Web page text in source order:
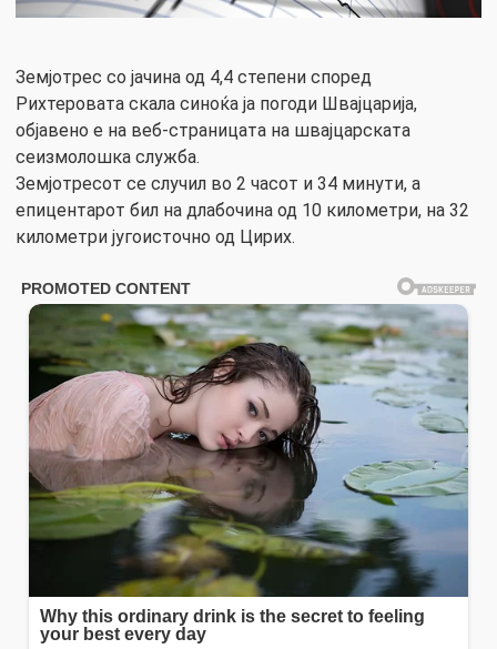
Земјотрес со јачина од 4,4 степени според
Рихтеровата скала синоќа ја погоди Швајцарија,
објавено е на веб-страницата на швајцарската
сеизмолошка служба.
Земјотресот се случил во 2 часот и 34 минути, а
епицентарот бил на длабочина од 10 километри, на 32
километри југоисточно од Цирих.